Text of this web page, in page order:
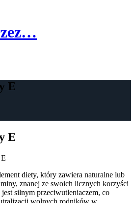
E
E
diety, który zawiera naturalne lub
znanej ze swoich licznych korzyści
silnym przeciwutleniaczem, co
wolnych rodników w